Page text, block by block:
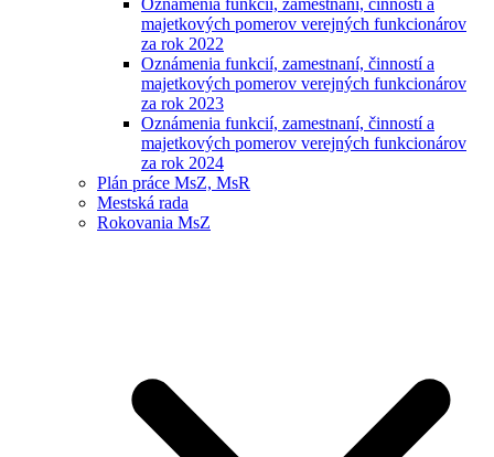
Oznámenia funkcií, zamestnaní, činností a
majetkových pomerov verejných funkcionárov
za rok 2022
Oznámenia funkcií, zamestnaní, činností a
majetkových pomerov verejných funkcionárov
za rok 2023
Oznámenia funkcií, zamestnaní, činností a
majetkových pomerov verejných funkcionárov
za rok 2024
Plán práce MsZ, MsR
Mestská rada
Rokovania MsZ